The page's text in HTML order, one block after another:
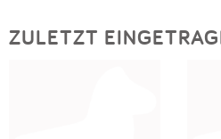
ZULETZT